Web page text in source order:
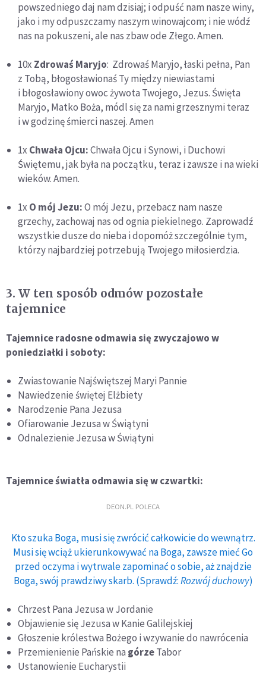
powszedniego daj nam dzisiaj; i odpuść nam nasze winy,
jako i my odpuszczamy naszym winowajcom; i nie wódź
nas na pokuszeni, ale nas zbaw ode Złego. Amen.
10x Zdrowaś Maryjo: Zdrowaś Maryjo, łaski pełna, Pan
z Tobą, błogosławionaś Ty między niewiastami
i błogosławiony owoc żywota Twojego, Jezus. Święta
Maryjo, Matko Boża, módl się za nami grzesznymi teraz
i w godzinę śmierci naszej. Amen
1x Chwała Ojcu:Chwała Ojcu i Synowi, i Duchowi
Świętemu, jak była na początku, teraz i zawsze i na wieki
wieków. Amen.
1x O mój Jezu:O mój Jezu, przebacz nam nasze
grzechy, zachowaj nas od ognia piekielnego. Zaprowadź
wszystkie dusze do nieba i dopomóż szczególnie tym,
którzy najbardziej potrzebują Twojego miłosierdzia.
3. W ten sposób odmów pozostałe
tajemnice
Tajemnice radosne odmawia się zwyczajowo w
poniedziałki i soboty:
Zwiastowanie Najświętszej Maryi Pannie
Nawiedzenie świętej Elżbiety
Narodzenie Pana Jezusa
Ofiarowanie Jezusa w Świątyni
Odnalezienie Jezusa w Świątyni
Tajemnice światła odmawia się w czwartki:
DEON.PL POLECA
Kto szuka Boga, musi się zwrócić całkowicie do wewnątrz.
Musi się wciąż ukierunkowywać na Boga, zawsze mieć Go
przed oczyma i wytrwale zapominać o sobie, aż znajdzie
Boga, swój prawdziwy skarb. (Sprawdź:Rozwój duchowy)
Chrzest Pana Jezusa w Jordanie
Objawienie się Jezusa w Kanie Galilejskiej
Głoszenie królestwa Bożego i wzywanie do nawrócenia
Przemienienie Pańskie na górzeTabor
Ustanowienie Eucharystii